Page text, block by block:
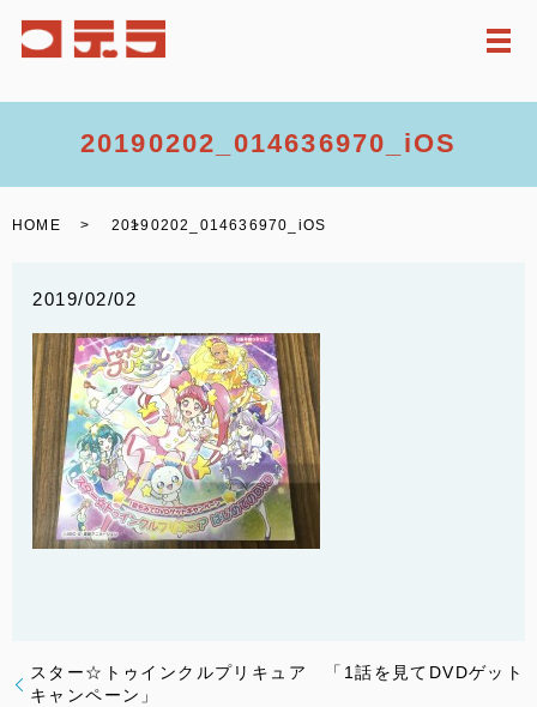
メ
20190202_014636970_iOS
HOME 20190202_014636970_iOS
2019/02/02
スター☆トゥインクルプリキュア 「1話を見てDVDゲット
キャンペーン」